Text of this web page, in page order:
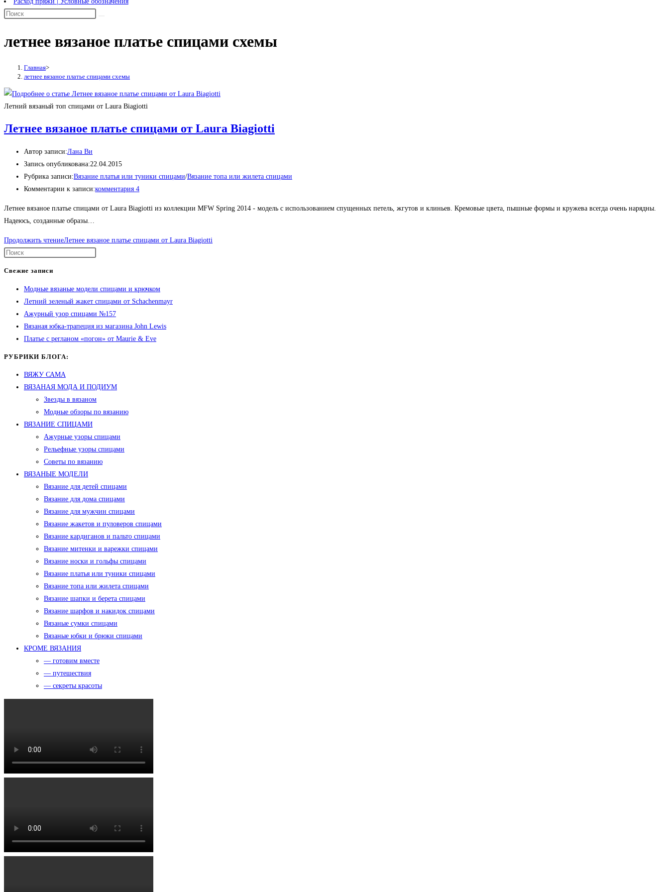
летнее вязаное платье спицами схемы
Главная>
летнее вязаное платье спицами схемы
Летний вязаный топ спицами от Laura Biagiotti
Летнее вязаное платье спицами от Laura Biagiotti
Автор записи:Лана Ви
Запись опубликована:22.04.2015
Рубрика записи:Вязание платья или туники спицами/Вязание топа или жилета спицами
Комментарии к записи:комментария 4
Летнее вязаное платье спицами от Laura Biagiotti из коллекции MFW Spring 2014 - модель с использованием спущенных петель, жгутов и клиньев. Кремовые цвета, пышные формы и кружева всегда очень нарядны.
Надеюсь, созданные образы…
Продолжить чтениеЛетнее вязаное платье спицами от Laura Biagiotti
Свежие записи
Модные вязаные модели спицами и крючком
Летний зеленый жакет спицами от Schachenmayr
Ажурный узор спицами №157
Вязаная юбка-трапеция из магазина John Lewis
Платье с регланом «погон» от Maurie & Eve
РУБРИКИ БЛОГА:
ВЯЖУ САМА
ВЯЗАНАЯ МОДА И ПОДИУМ
Звезды в вязаном
Модные обзоры по вязанию
ВЯЗАНИЕ СПИЦАМИ
Ажурные узоры спицами
Рельефные узоры спицами
Советы по вязанию
ВЯЗАНЫЕ МОДЕЛИ
Вязание для детей спицами
Вязание для дома спицами
Вязание для мужчин спицами
Вязание жакетов и пуловеров спицами
Вязание кардиганов и пальто спицами
Вязание митенки и варежки спицами
Вязание носки и гольфы спицами
Вязание платья или туники спицами
Вязание топа или жилета спицами
Вязание шапки и берета спицами
Вязание шарфов и накидок спицами
Вязаные сумки спицами
Вязаные юбки и брюки спицами
КРОМЕ ВЯЗАНИЯ
— готовим вместе
— путешествия
— секреты красоты